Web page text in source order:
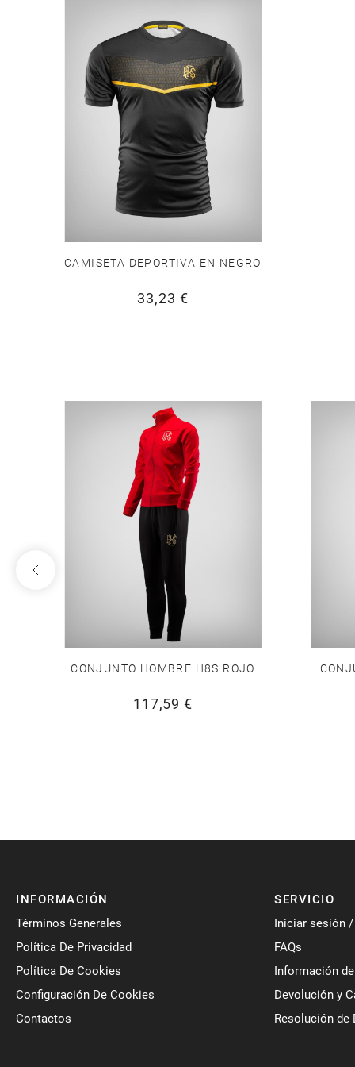
CAMISETA DEPORTIVA EN NEGRO
33,23 €
CONJUNTO HOMBRE H8S ROJO
117,59 €
INFORMACIÓN
Términos Generales
Política De Privacidad
Política De Cookies
Configuración De Cookies
Contactos
SERVICIO
Iniciar sesión
FAQs
Información
Devolución y
Resolución de